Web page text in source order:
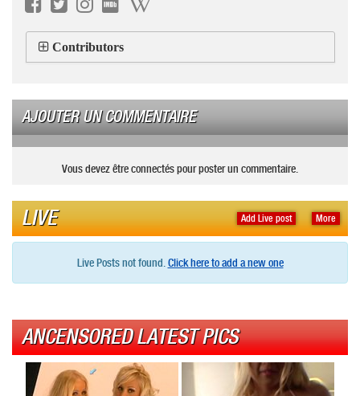
Contributors
AJOUTER UN COMMENTAIRE
Vous devez être connectés pour poster un commentaire.
More
Add Live post
LIVE
Live Posts not found. Click here to add a new one
ANCENSORED LATEST PICS